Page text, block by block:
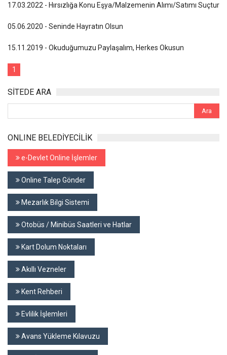
17.03.2022 - Hırsızlığa Konu Eşya/Malzemenin Alımı/Satımı Suçtur
05.06.2020 - Seninde Hayratın Olsun
15.11.2019 - Okuduğumuzu Paylaşalım, Herkes Okusun
1
SİTEDE ARA
ONLINE BELEDİYECİLİK
e-Devlet Online İşlemler
Online Talep Gönder
Mezarlık Bilgi Sistemi
Otobüs / Minibüs Saatleri ve Hatlar
Kart Dolum Noktaları
Akıllı Vezneler
Kent Rehberi
Evlilik İşlemleri
Avans Yükleme Kılavuzu